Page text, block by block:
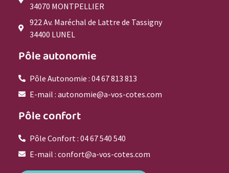
34070 MONTPELLIER
922 Av. Maréchal de Lattre de Tassigny
34400 LUNEL
Pôle autonomie
Pôle Autonomie : 04 67 813 813
E-mail : autonomie@a-vos-cotes.com
Pôle confort
Pôle Confort : 04 67 540 540
E-mail : confort@a-vos-cotes.com